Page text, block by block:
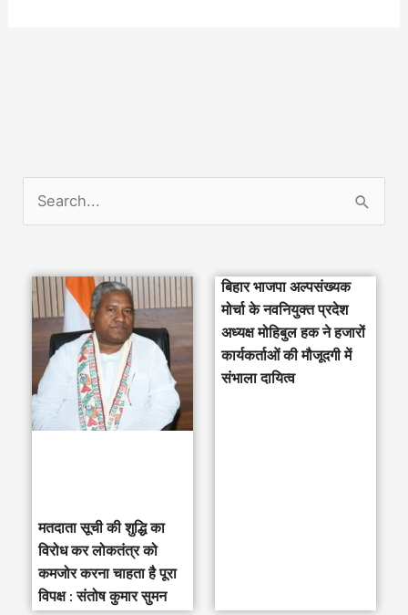
मतदाता सूची की शुद्धि का
विरोध कर लोकतंत्र को
कमजोर करना चाहता है पूरा
विपक्ष : संतोष कुमार सुमन
बिहार भाजपा अल्पसंख्यक
मोर्चा के नवनियुक्त प्रदेश
अध्यक्ष मोहिबुल हक ने हजारों
कार्यकर्ताओं की मौजूदगी में
संभाला दायित्व